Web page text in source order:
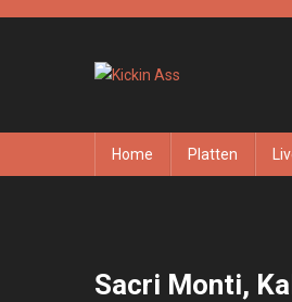
Home Platten
Sacri Monti,